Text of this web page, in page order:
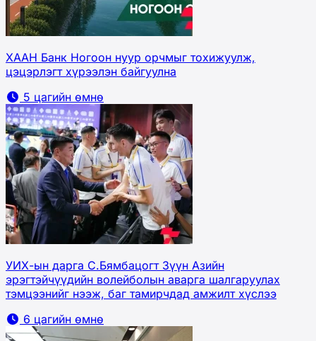
ХААН Банк Ногоон нуур орчмыг тохижуулж,
цэцэрлэгт хүрээлэн байгуулна
5 цагийн өмнө
УИХ-ын дарга С.Бямбацогт Зүүн Азийн
эрэгтэйчүүдийн волейболын аварга шалгаруулах
тэмцээнийг нээж, баг тамирчдад амжилт хүслээ
6 цагийн өмнө